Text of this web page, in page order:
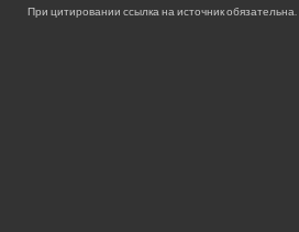
При цитировании ссылка на источник обязательна.